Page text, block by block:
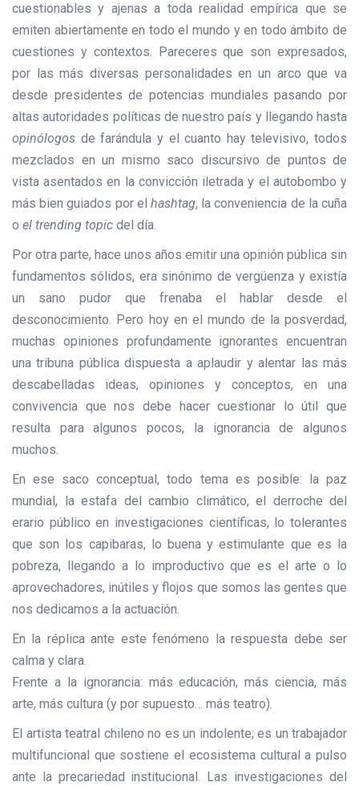
cuestionables y ajenas a toda realidad empírica que se
emiten abiertamente en todo el mundo y en todo ámbito de
cuestiones y contextos. Pareceres que son expresados,
por las más diversas personalidades en un arco que va
desde presidentes de potencias mundiales pasando por
altas autoridades políticas de nuestro país y llegando hasta
opinólogos de farándula y el cuanto hay televisivo, todos
mezclados en un mismo saco discursivo de puntos de
vista asentados en la convicción iletrada y el autobombo y
más bien guiados por el hashtag, la conveniencia de la cuña
o el trending topic del día.
Por otra parte, hace unos años emitir una opinión pública sin
fundamentos sólidos, era sinónimo de vergüenza y existía
un sano pudor que frenaba el hablar desde el
desconocimiento. Pero hoy en el mundo de la posverdad,
muchas opiniones profundamente ignorantes encuentran
una tribuna pública dispuesta a aplaudir y alentar las más
descabelladas ideas, opiniones y conceptos, en una
convivencia que nos debe hacer cuestionar lo útil que
resulta para algunos pocos, la ignorancia de algunos
muchos.
En ese saco conceptual, todo tema es posible: la paz
mundial, la estafa del cambio climático, el derroche del
erario público en investigaciones científicas, lo tolerantes
que son los capibaras, lo buena y estimulante que es la
pobreza, llegando a lo improductivo que es el arte o lo
aprovechadores, inútiles y flojos que somos las gentes que
nos dedicamos a la actuación.
En la réplica ante este fenómeno la respuesta debe ser
calma y clara.
Frente a la ignorancia: más educación, más ciencia, más
arte, más cultura (y por supuesto… más teatro).
El artista teatral chileno no es un indolente; es un trabajador
multifuncional que sostiene el ecosistema cultural a pulso
ante la precariedad institucional. Las investigaciones del